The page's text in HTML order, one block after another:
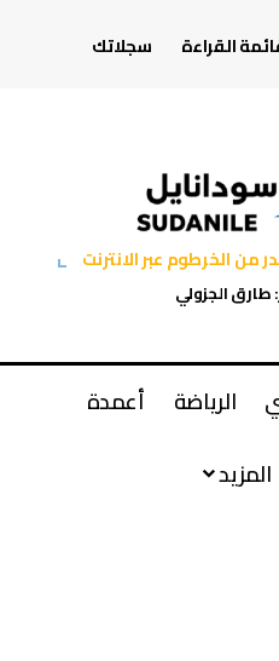
القراءة
سجلاتك
الخرطوم عبر الانترنت
طارق الجزولي
الرياضة
أعمدة
المزيد